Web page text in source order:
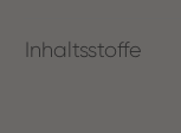
Inhaltsstoffe